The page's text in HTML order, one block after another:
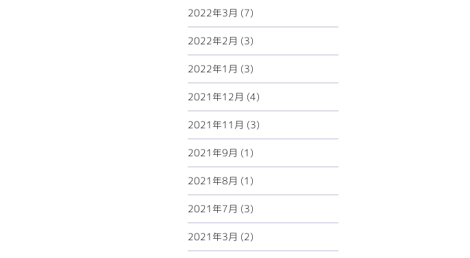
2022年3月 (7)
2022年2月 (3)
2022年1月 (3)
2021年12月 (4)
2021年11月 (3)
2021年9月 (1)
2021年8月 (1)
2021年7月 (3)
2021年3月 (2)